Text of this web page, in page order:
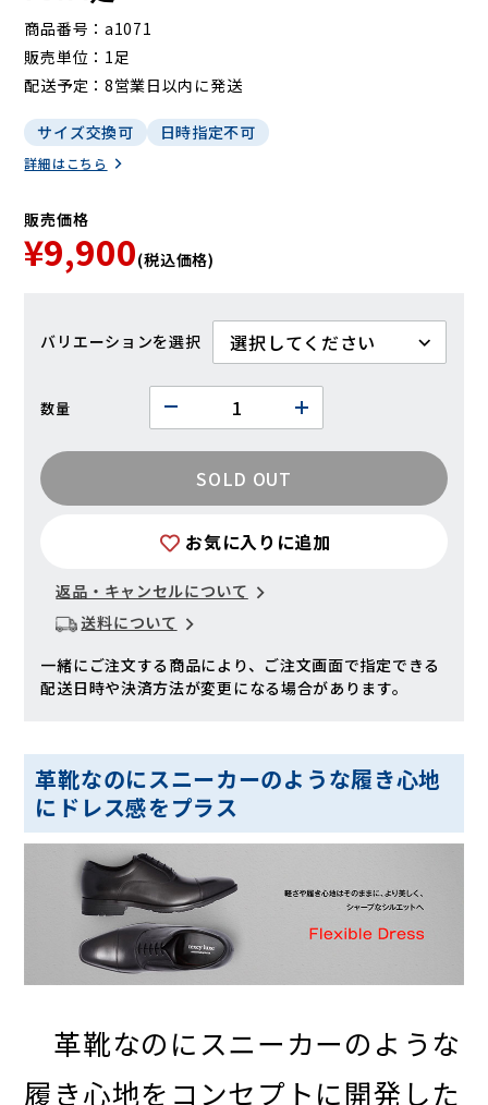
商品番号
a1071
販売単位
1足
配送予定
8営業日以内に発送
サイズ交換可 日時指定不可
詳細はこちら
販売価格
¥9,900(税込価格)
バリエーション
数量
SOLD OUT
お気に入りに追加
返品・キャンセルについて
送料について
一緒にご注文する商品により、ご注文画面で指定できる
配送日時や決済方法が変更になる場合があります。
革靴なのにスニーカーのような履き心地
にドレス感をプラス
革靴なのにスニーカーのような
履き心地をコンセプトに開発した